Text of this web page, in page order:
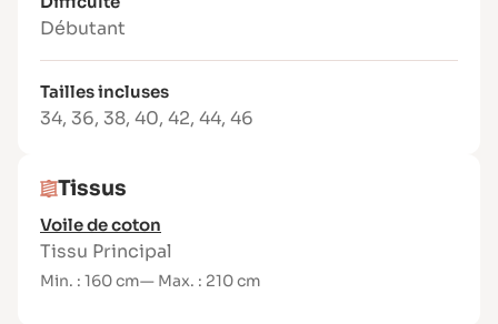
Des tissus légers ou moyens selon le rendu
souhaité : voile de coton, viscose, soie, wax,
coton plus épais, broderie anglaise… Laissez
libre cours à votre créativité pour des
versions uniques.
Débutant
Tailles incluses
34, 36, 38, 40, 42, 44, 46
Tissus
Voile de coton
Tissu Principal
Min. : 160 cm— Max. : 210 cm